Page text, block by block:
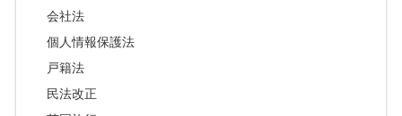
会社法
個人情報保護法
戸籍法
民法改正